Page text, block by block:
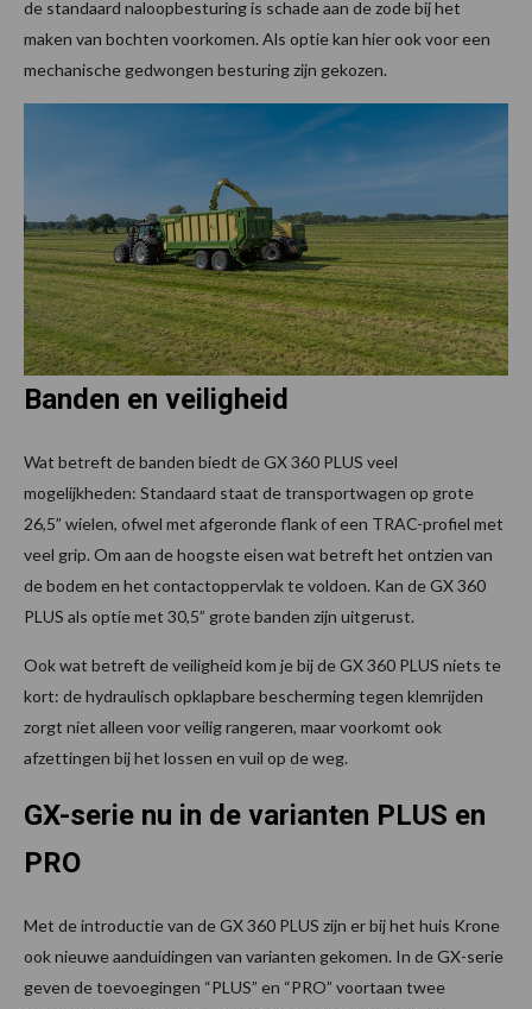
de standaard naloopbesturing is schade aan de zode bij het
maken van bochten voorkomen. Als optie kan hier ook voor een
mechanische gedwongen besturing zijn gekozen.
Banden en veiligheid
Wat betreft de banden biedt de GX 360 PLUS veel
mogelijkheden: Standaard staat de transportwagen op grote
26,5” wielen, ofwel met afgeronde flank of een TRAC-profiel met
veel grip. Om aan de hoogste eisen wat betreft het ontzien van
de bodem en het contactoppervlak te voldoen. Kan de GX 360
PLUS als optie met 30,5” grote banden zijn uitgerust.
Ook wat betreft de veiligheid kom je bij de GX 360 PLUS niets te
kort: de hydraulisch opklapbare bescherming tegen klemrijden
zorgt niet alleen voor veilig rangeren, maar voorkomt ook
afzettingen bij het lossen en vuil op de weg.
GX-serie nu in de varianten PLUS en
PRO
Met de introductie van de GX 360 PLUS zijn er bij het huis Krone
ook nieuwe aanduidingen van varianten gekomen. In de GX-serie
geven de toevoegingen “PLUS” en “PRO” voortaan twee